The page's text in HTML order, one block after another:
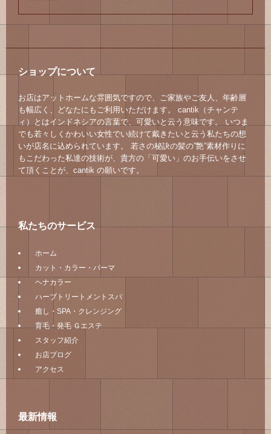
ショップについて
お店はアットホームな雰囲気ですので、ご家族やご友人、年齢層
も幅広く、どなたにもご利用いただけます。 cantik（チャンテ
ィ）とはインドネシアの言葉で、可愛いと云う意味です。 いつま
でも若々しくかわいい女性でい続けて戴きたいと云う私たちの想
いが店名に込められています。 若さの秘訣の髪の”艶”素材作りに
もこだわった私達の技術が、貴方の「可愛い」のお手伝いをさせ
て頂くことが、cantik の願いです。
私たちのサービス
ホーム
カット・カラー・パーマ
ヘナカラー
ハーブトリートメントスパ
癒し・SPA・クレンジング
育毛・発毛 Ｇエステ
スタッフ紹介
お店ブログ
アクセス
最新情報